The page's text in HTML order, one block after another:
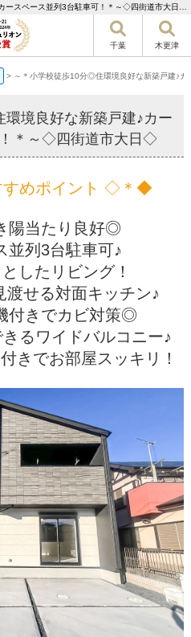
千葉 木更津
> ～＊小学校徒歩10分◎住環境良好な新築戸建♪
境良好な新築戸建♪カー
＊～◇四街道市大日◇
めポイント ◇＊◆
陽当たり良好◎
並列3台駐車可♪
したリビング！
せる対面キッチン♪
付きでカビ対策◎
るワイドバルコニー♪
きでお部屋スッキリ！